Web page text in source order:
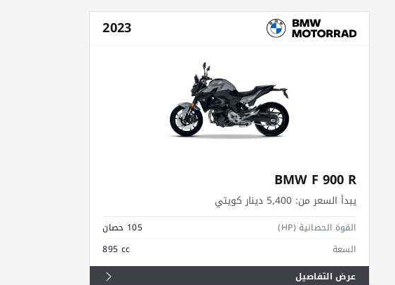
2023
BMW F 900 R
يبدأ السعر من:
القوة الحصانية (HP)
105 حصان
السعة
895 cc
عرض التفاصيل